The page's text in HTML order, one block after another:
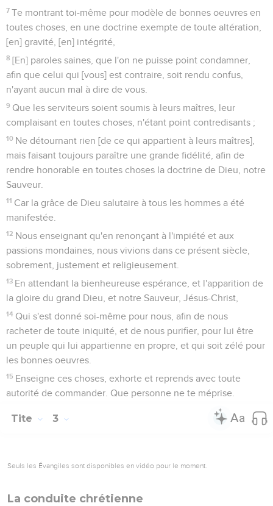
7 Te montrant toi-même pour modèle de bonnes oeuvres en
toutes choses, en une doctrine exempte de toute altération,
[en] gravité, [en] intégrité,
8 [En] paroles saines, que l'on ne puisse point condamner,
afin que celui qui [vous] est contraire, soit rendu confus,
n'ayant aucun mal à dire de vous.
9 Que les serviteurs soient soumis à leurs maîtres, leur
complaisant en toutes choses, n'étant point contredisants ;
10 Ne détournant rien [de ce qui appartient à leurs maîtres],
mais faisant toujours paraître une grande fidélité, afin de
rendre honorable en toutes choses la doctrine de Dieu, notre
Sauveur.
11 Car la grâce de Dieu salutaire à tous les hommes a été
manifestée.
12 Nous enseignant qu'en renonçant à l'impiété et aux
passions mondaines, nous vivions dans ce présent siècle,
sobrement, justement et religieusement.
13 En attendant la bienheureuse espérance, et l'apparition de
la gloire du grand Dieu, et notre Sauveur, Jésus-Christ,
14 Qui s'est donné soi-même pour nous, afin de nous
racheter de toute iniquité, et de nous purifier, pour lui être
un peuple qui lui appartienne en propre, et qui soit zélé pour
les bonnes oeuvres.
15 Enseigne ces choses, exhorte et reprends avec toute
autorité de commander. Que personne ne te méprise.
Tite 3
Seuls les Évangiles sont disponibles en vidéo pour le moment.
La conduite chrétienne